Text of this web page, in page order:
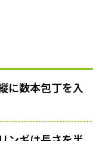
に数本包丁を入